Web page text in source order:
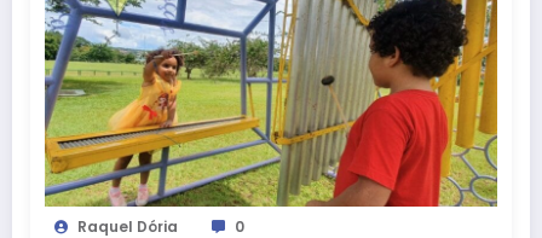
Raquel Dória 0